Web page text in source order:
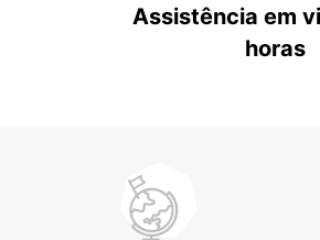
Assistência em
horas